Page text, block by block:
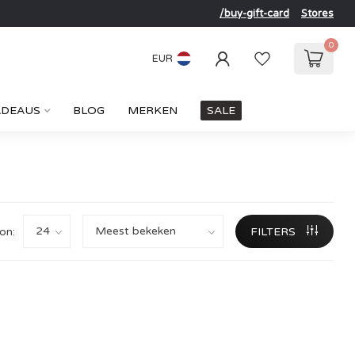
/buy-gift-card Stores
EUR
0
BLOG MERKEN SALE
FILTERS